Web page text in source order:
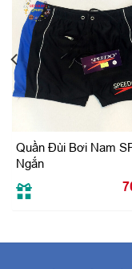
Quần Đùi Bơi Nam
Ngắn